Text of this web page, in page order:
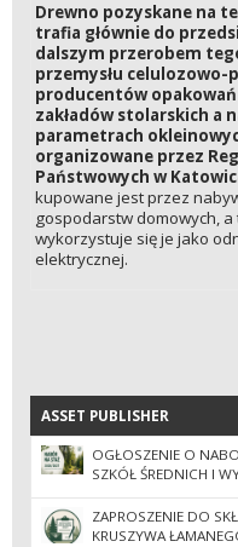
Drewno pozyskane na
trafia głównie do
dalszym przerobem
przemysłu
producentów
zakładów stolarskich a
parametrach
organizowane przez
Państwowych w
kupowane jest przez
gospodarstw domowych,
wykorzystuje się je jako
elektrycznej.
ASSET PUBLISHER
ASSET PUBLISHER
OGŁOSZENIE O
SZKÓŁ ŚREDNICH I
ZAPROSZENIE DO
KRUSZYWA